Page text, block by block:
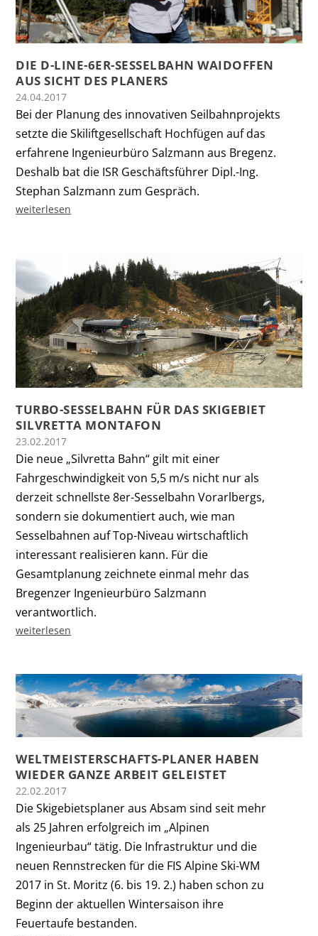
DIE D-LINE-6ER-SESSELBAHN WAIDOFFEN
AUS SICHT DES PLANERS
24.04.2017
Bei der Planung des innovativen Seilbahnprojekts
setzte die Skiliftgesell­schaft Hochfügen auf das
erfahrene Ingenieurbüro Salzmann aus Bregenz.
Deshalb bat die ISR Geschäftsführer Dipl.-Ing.
Stephan Salzmann zum Gespräch.
weiterlesen
TURBO-SESSELBAHN FÜR DAS SKIGEBIET
SILVRETTA MONTAFON
23.02.2017
Die neue „Silvretta Bahn“ gilt mit einer
Fahrgeschwindigkeit von 5,5 m/s nicht nur als
derzeit schnellste 8er-Sesselbahn Vorarlbergs,
sondern sie dokumentiert auch, wie man
Sesselbahnen auf Top-Niveau wirtschaftlich
interessant realisieren kann. Für die
Gesamtplanung zeichnete einmal mehr das
Bregenzer Ingenieurbüro Salzmann
verantwortlich.
weiterlesen
WELTMEISTERSCHAFTS-PLANER HABEN
WIEDER GANZE ARBEIT GELEISTET
22.02.2017
Die Skigebietsplaner aus Absam sind seit mehr
als 25 Jahren erfolgreich im „Alpinen
Ingenieurbau“ tätig. Die Infrastruktur und die
neuen Rennstrecken für die FIS Alpine Ski-WM
2017 in St. Moritz (6. bis 19. 2.) haben schon zu
Beginn der aktuellen Wintersaison ihre
Feuertaufe bestanden.